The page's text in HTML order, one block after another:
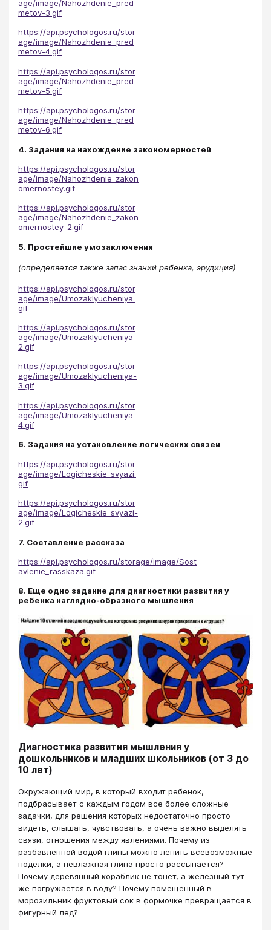
age/image/Nahozhdenie_pred
metov-3.gif
https://api.psychologos.ru/stor
age/image/Nahozhdenie_pred
metov-4.gif
https://api.psychologos.ru/stor
age/image/Nahozhdenie_pred
metov-5.gif
https://api.psychologos.ru/stor
age/image/Nahozhdenie_pred
metov-6.gif
4. Задания на нахождение закономерностей
https://api.psychologos.ru/stor
age/image/Nahozhdenie_zakon
omernostey.gif
https://api.psychologos.ru/stor
age/image/Nahozhdenie_zakon
omernostey-2.gif
5. Простейшие умозаключения
(определяется также запас знаний ребенка, эрудиция)
https://api.psychologos.ru/stor
age/image/Umozaklyucheniya.
gif
https://api.psychologos.ru/stor
age/image/Umozaklyucheniya-
2.gif
https://api.psychologos.ru/stor
age/image/Umozaklyucheniya-
3.gif
https://api.psychologos.ru/stor
age/image/Umozaklyucheniya-
4.gif
6. Задания на установление логических связей
https://api.psychologos.ru/stor
age/image/Logicheskie_svyazi.
gif
https://api.psychologos.ru/stor
age/image/Logicheskie_svyazi-
2.gif
7. Составление рассказа
https://api.psychologos.ru/storage/image/Sost
avlenie_rasskaza.gif
8. Еще одно задание для диагностики развития у
ребенка наглядно-образного мышления
Диагностика развития мышления у
дошкольников и младших школьников (от 3 до
10 лет)
Окружающий мир, в который входит ребенок,
подбрасывает с каждым годом все более сложные
задачки, для решения которых недостаточно просто
видеть, слышать, чувствовать, а очень важно выделять
связи, отношения между явлениями. Почему из
разбавленной водой глины можно лепить всевозможные
поделки, а невлажная глина просто рассыпается?
Почему деревянный кораблик не тонет, а железный тут
же погружается в воду? Почему помещенный в
морозильник фруктовый сок в формочке превращается в
фигурный лед?